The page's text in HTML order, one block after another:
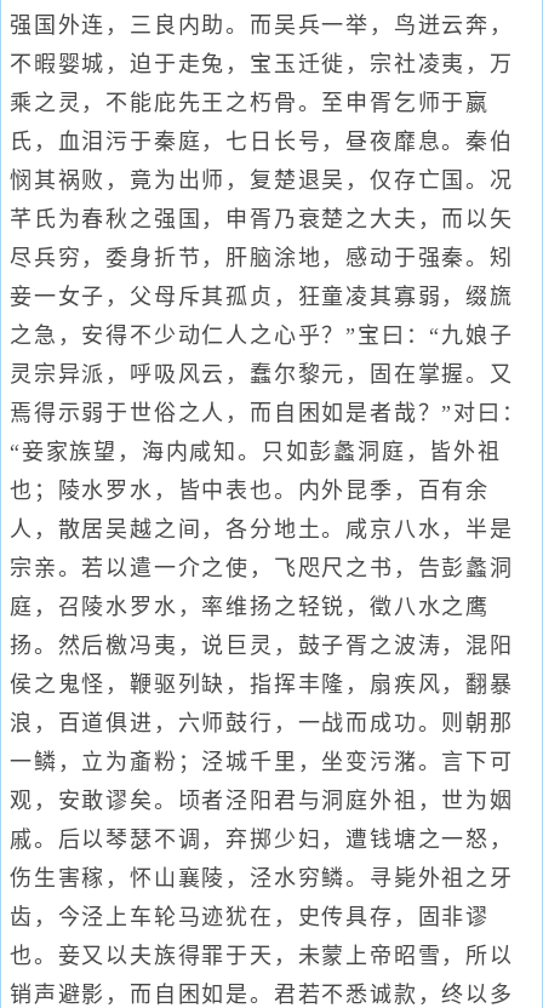
强国外连，三良内助。而吴兵一举，鸟迸云奔，
不暇婴城，迫于走兔，宝玉迁徙，宗社凌夷，万
乘之灵，不能庇先王之朽骨。至申胥乞师于嬴
氏，血泪污于秦庭，七日长号，昼夜靡息。秦伯
悯其祸败，竟为出师，复楚退吴，仅存亡国。况
芊氏为春秋之强国，申胥乃衰楚之大夫，而以矢
尽兵穷，委身折节，肝脑涂地，感动于强秦。矧
妾一女子，父母斥其孤贞，狂童凌其寡弱，缀旒
之急，安得不少动仁人之心乎？”宝曰：“九娘子
灵宗异派，呼吸风云，蠢尔黎元，固在掌握。又
焉得示弱于世俗之人，而自困如是者哉？”对曰：
“妾家族望，海内咸知。只如彭蠡洞庭，皆外祖
也；陵水罗水，皆中表也。内外昆季，百有余
人，散居吴越之间，各分地土。咸京八水，半是
宗亲。若以遣一介之使，飞咫尺之书，告彭蠡洞
庭，召陵水罗水，率维扬之轻锐，徵八水之鹰
扬。然后檄冯夷，说巨灵，鼓子胥之波涛，混阳
侯之鬼怪，鞭驱列缺，指挥丰隆，扇疾风，翻暴
浪，百道俱进，六师鼓行，一战而成功。则朝那
一鳞，立为齑粉；泾城千里，坐变污潴。言下可
观，安敢谬矣。顷者泾阳君与洞庭外祖，世为姻
戚。后以琴瑟不调，弃掷少妇，遭钱塘之一怒，
伤生害稼，怀山襄陵，泾水穷鳞。寻毙外祖之牙
齿，今泾上车轮马迹犹在，史传具存，固非谬
也。妾又以夫族得罪于天，未蒙上帝昭雪，所以
销声避影，而自困如是。君若不悉诚款，终以多